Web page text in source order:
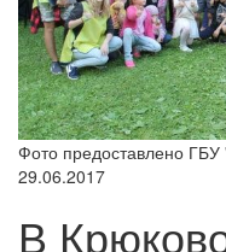
Фото предоставлено
29.06.2017
В